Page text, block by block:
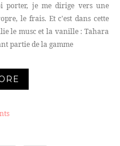
porter, je me dirige vers une
le frais. Et c'est dans cette
le musc et la vanille : Tahara
partie de la gamme